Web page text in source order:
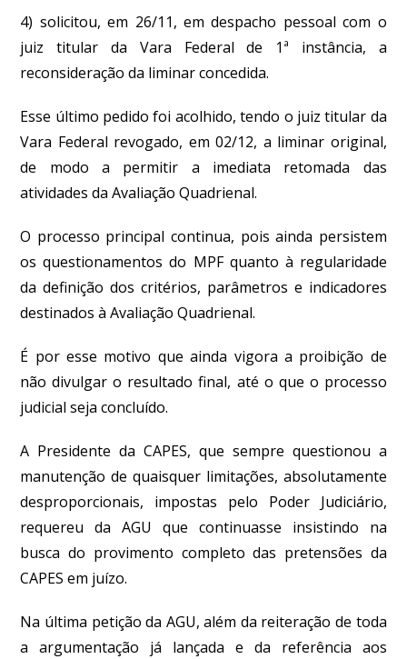
4) solicitou, em 26/11, em despacho pessoal com o
juiz titular da Vara Federal de 1ª instância, a
reconsideração da liminar concedida.
Esse último pedido foi acolhido, tendo o juiz titular da
Vara Federal revogado, em 02/12, a liminar original,
de modo a permitir a imediata retomada das
atividades da Avaliação Quadrienal.
O processo principal continua, pois ainda persistem
os questionamentos do MPF quanto à regularidade
da definição dos critérios, parâmetros e indicadores
destinados à Avaliação Quadrienal.
É por esse motivo que ainda vigora a proibição de
não divulgar o resultado final, até o que o processo
judicial seja concluído.
A Presidente da CAPES, que sempre questionou a
manutenção de quaisquer limitações, absolutamente
desproporcionais, impostas pelo Poder Judiciário,
requereu da AGU que continuasse insistindo na
busca do provimento completo das pretensões da
CAPES em juízo.
Na última petição da AGU, além da reiteração de toda
a argumentação já lançada e da referência aos